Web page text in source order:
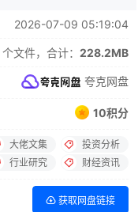
2026-07-09 05:19:04
文件，合计： 228.2MB
夸克网盘
10积分
大佬文集
投资分析
行业研究
财经资讯
获取网盘链接